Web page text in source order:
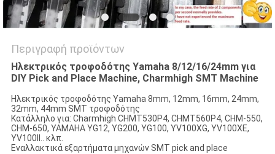
Περιγραφή προϊόντων
Ηλεκτρικός τροφοδότης Yamaha 8/12/16/24mm για
DIY Pick and Place Machine, Charmhigh SMT Machine
Ηλεκτρικός τροφοδότης Yamaha 8mm, 12mm, 16mm, 24mm,
32mm, 44mm SMT τροφοδότης
Κατάλληλο για: Charmhigh CHMT530P4, CHMT560P4, CHM-550,
CHM-650, YAMAHA YG12, YG200, YG100, YV100XG, YV100XE,
YV100II.. κλπ.
Εναλλακτικά εξαρτήματα μηχανών SMT pick and place